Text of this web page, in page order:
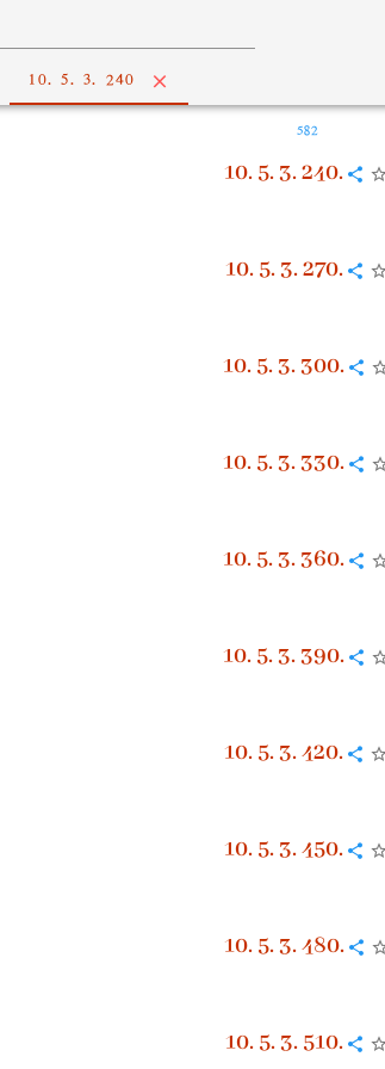
10. 5. 3. 240
582
10. 5. 3. 240.
10. 5. 3. 270.
10. 5. 3. 300.
10. 5. 3. 330.
10. 5. 3. 360.
10. 5. 3. 390.
10. 5. 3. 420.
10. 5. 3. 450.
10. 5. 3. 480.
10. 5. 3. 510.